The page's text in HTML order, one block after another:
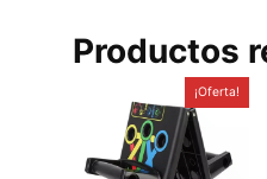
Productos
¡Oferta!